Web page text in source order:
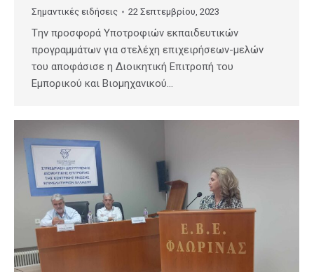
Σημαντικές ειδήσεις 22 Σεπτεμβρίου, 2023
Tην προσφορά Υποτροφιών εκπαιδευτικών
προγραμμάτων για στελέχη επιχειρήσεων-μελών
του αποφάσισε η Διοικητική Επιτροπή του
Εμπορικού και Βιομηχανικού…